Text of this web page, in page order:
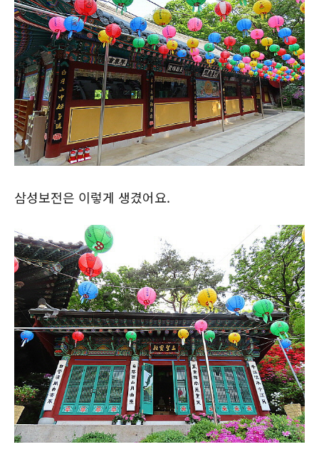
삼성보전은 이렇게 생겼어요.